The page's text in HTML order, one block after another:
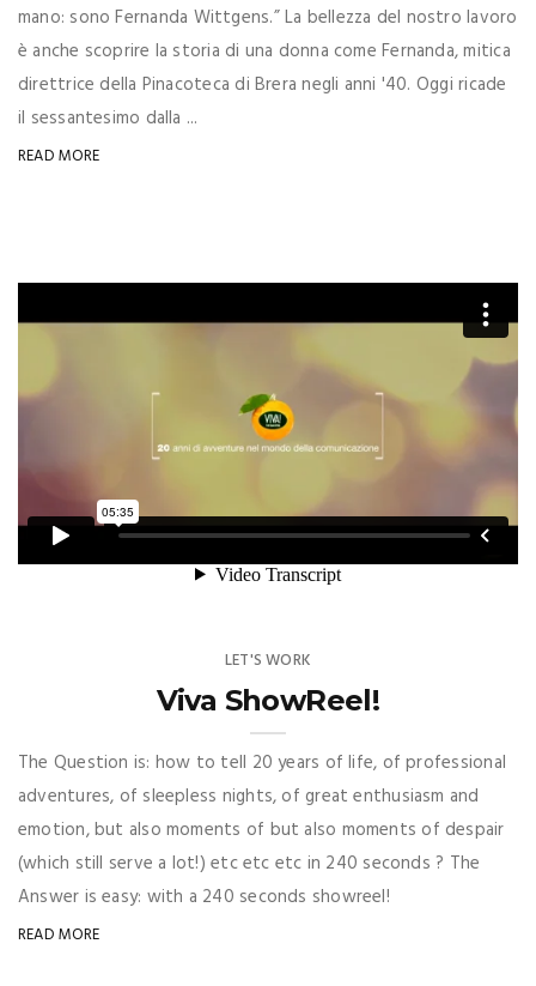
mano: sono Fernanda Wittgens.” La bellezza del nostro lavoro
è anche scoprire la storia di una donna come Fernanda, mitica
direttrice della Pinacoteca di Brera negli anni '40. Oggi ricade
il sessantesimo dalla ...
READ MORE
LET'S WORK
Viva ShowReel!
The Question is: how to tell 20 years of life, of professional
adventures, of sleepless nights, of great enthusiasm and
emotion, but also moments of but also moments of despair
(which still serve a lot!) etc etc etc in 240 seconds ? The
Answer is easy: with a 240 seconds showreel!
READ MORE